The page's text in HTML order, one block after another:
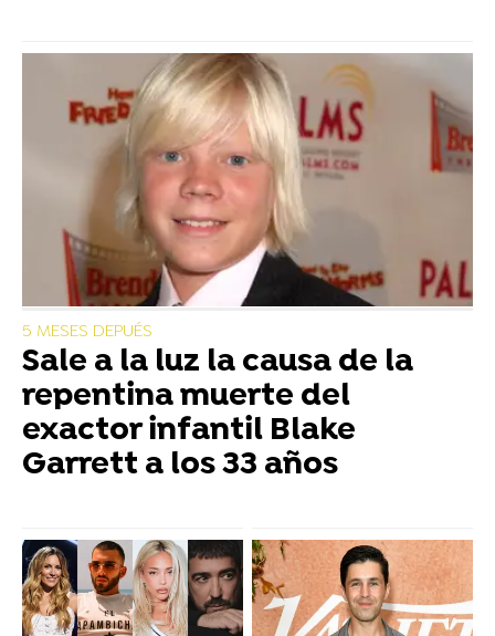
5 MESES DEPUÉS
Sale a la luz la causa de la
repentina muerte del
exactor infantil Blake
Garrett a los 33 años